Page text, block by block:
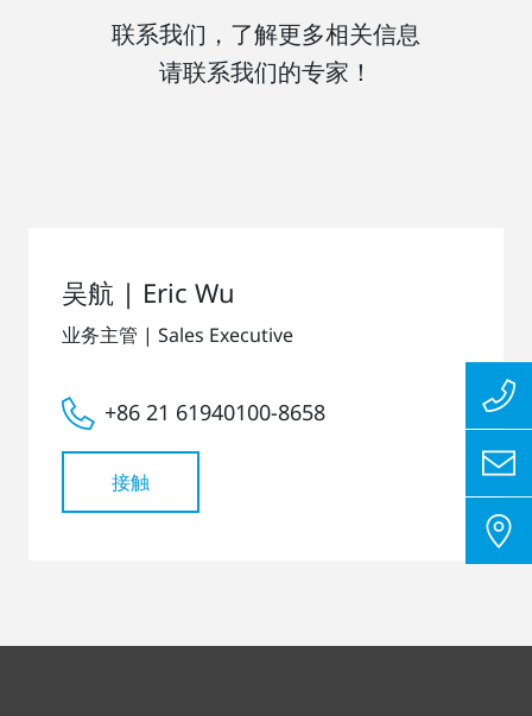
联系我们，了解更多相关信息
请联系我们的专家！
吴航 | Eric Wu
业务主管 | Sales Executive
+86 21 61940100-8658
接触